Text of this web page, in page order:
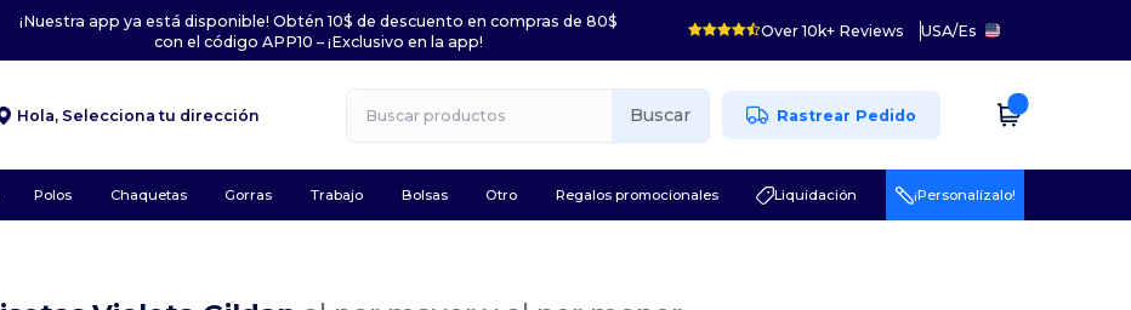
¡Nuestra app ya está disponible! Obtén 10$ de descuento en compras de 80$
con el código APP10 – ¡Exclusivo en la app!
Over 10k+ Reviews USA/Es
Hola, Selecciona tu dirección Buscar Rastrear Pedido
Polos Chaquetas Gorras Trabajo Bolsas Otro Regalos promocionales Liquidación ¡Personalízalo!